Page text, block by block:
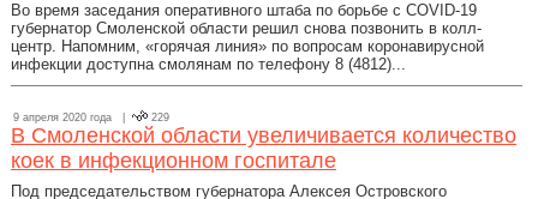
Во время заседания оперативного штаба по борьбе с COVID-19
губернатор Смоленской области решил снова позвонить в колл-
центр. Напомним, «горячая линия» по вопросам коронавирусной
инфекции доступна смолянам по телефону 8 (4812)...
9 апреля 2020 года | 229
В Смоленской области увеличивается количество
коек в инфекционном госпитале
Под председательством губернатора Алексея Островского